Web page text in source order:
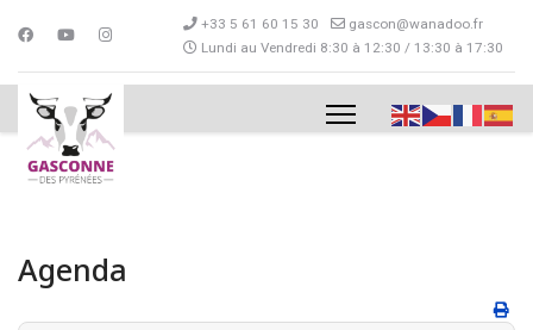
+33 5 61 60 15 30
gascon@wanadoo.fr
Lundi au Vendredi 8:30 à 12:30 / 13:30 à 17:30
Agenda